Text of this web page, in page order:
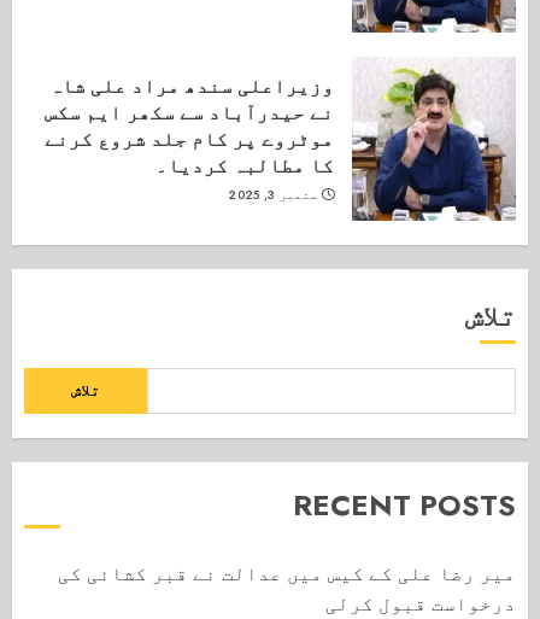
وزیراعلی سندھ مراد علی شاہ
نے حیدرآباد سے سکھر ایم سکس
موٹروے پر کام جلد شروع کرنے
کا مطالبہ کردیا۔
ستمبر 3, 2025
تلاش
تلاش
RECENT POSTS
میر رضا علی کے کیس میں عدالت نے قبر کشائی کی
درخواست قبول کرلی